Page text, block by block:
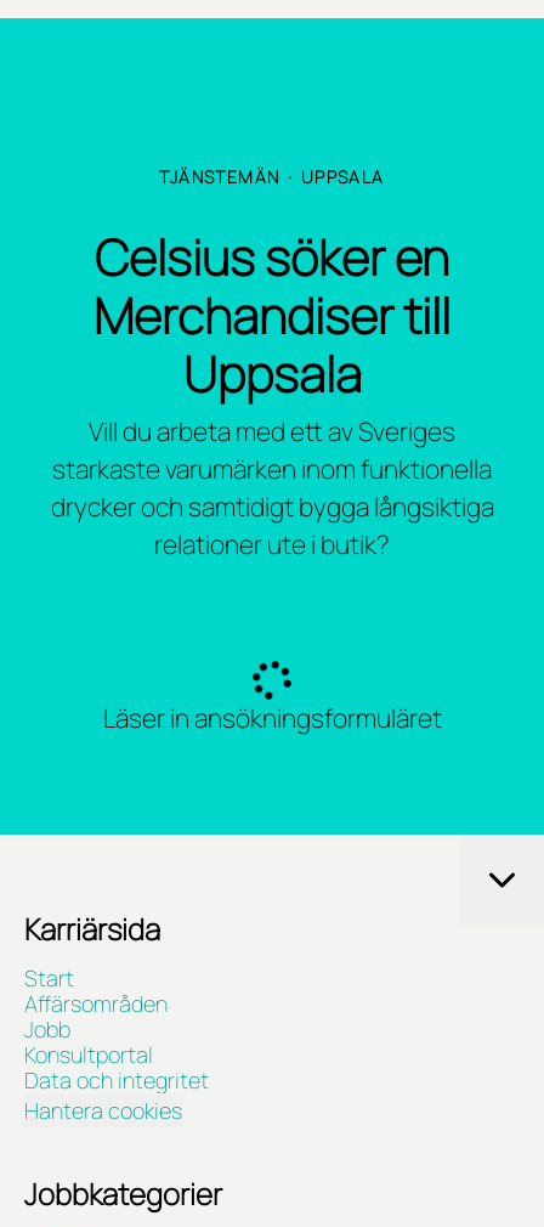
TJÄNSTEMÄN · UPPSALA
Celsius söker en
Merchandiser till
Uppsala
Vill du arbeta med ett av Sveriges
starkaste varumärken inom funktionella
drycker och samtidigt bygga långsiktiga
relationer ute i butik?
Läser in ansökningsformuläret
Karriärsida
Start
Affärsområden
Jobb
Konsultportal
Data och integritet
Hantera cookies
Jobbkategorier